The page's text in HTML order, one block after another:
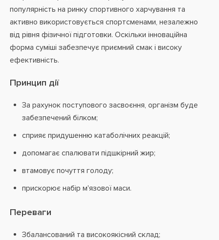
популярність на ринку спортивного харчування та
активно використовується спортсменами, незалежно
від рівня фізичної підготовки. Оскільки інноваційна
форма суміші забезпечує приємний смак і високу
ефективність.
Принцип дії
За рахунок поступового засвоєння, організм буде
забезпечений білком;
сприяє придушенню катаболічних реакцій;
допомагає спалювати підшкірний жир;
втамовує почуття голоду;
прискорює набір м'язової маси.
Переваги
Збалансований та високоякісний склад;